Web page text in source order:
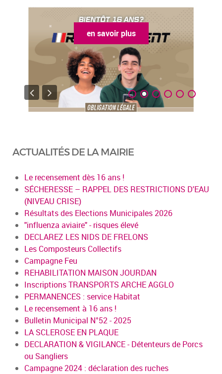
en savoir plus
ACTUALITÉS DE LA MAIRIE
Le recensement dès 16 ans !
SÉCHERESSE – RAPPEL DES RESTRICTIONS D'EAU
(NIVEAU CRISE)
Résultats des Elections Municipales 2026
"influenza aviaire" - risques élevé
DECLAREZ LES NIDS DE FRELONS
Les Composteurs Collectifs
Campagne Feu
REHABILITATION MAISON JOURDAN
Inscriptions TRANSPORTS ARCHE AGGLO
PERMANENCES : service Habitat
Le recensement à 16 ans !
Bulletin Municipal N°52 - 2025
LA SCLEROSE EN PLAQUE
DECLARATION & VIGILANCE - Détenteurs de Porcs
ou Sangliers
Campagne 2024 : déclaration des ruches